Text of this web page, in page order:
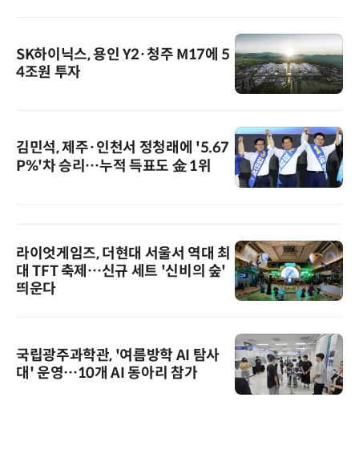
SK하이닉스, 용인 Y2·청주 M17에 5
4조원 투자
김민석, 제주·인천서 정청래에 '5.67
P%'차 승리…누적 득표도 金 1위
라이엇게임즈, 더현대 서울서 역대 최
대 TFT 축제…신규 세트 '신비의 숲'
띄운다
국립광주과학관, '여름방학 AI 탐사
대' 운영…10개 AI 동아리 참가